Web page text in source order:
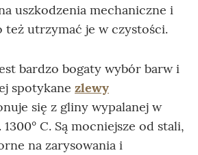
uszkodzenia mechaniczne i
też utrzymać je w czystości.
bardzo bogaty wybór barw i
spotykane zlewy
się z gliny wypalanej w
C. Są mocniejsze od stali,
na zarysowania i